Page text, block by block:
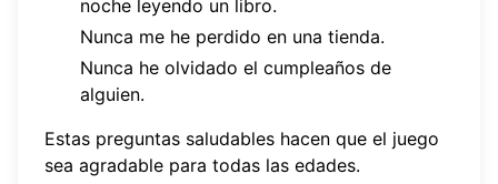
noche leyendo un libro.
Nunca me he perdido en una tienda.
Nunca he olvidado el cumpleaños de
alguien.
Estas preguntas saludables hacen que el juego
sea agradable para todas las edades.